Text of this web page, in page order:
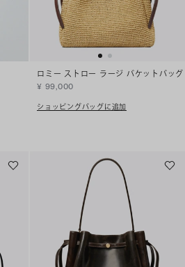
ロミー ストロー ラージ バケットバッグ
¥ 99,000
ショッピングバッグに追加